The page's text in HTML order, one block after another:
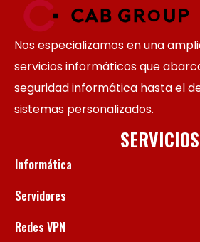
Nos especializamos en una
servicios informáticos que
seguridad informática hasta el
sistemas personalizados.
SERVICIOS
Informática
Servidores
Redes VPN